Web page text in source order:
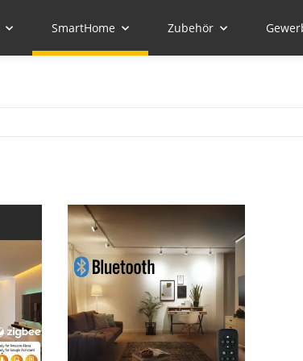
SmartHome Zubehör